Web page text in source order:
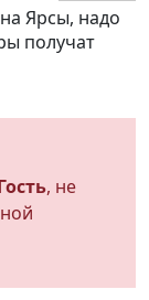
Ярсы, надо
получат
, не